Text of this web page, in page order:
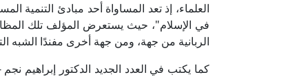
العلماء، إذ تعد المساواة أحد مبادئ التنمية
في الإسلام"، حيث يستعرض المؤلف تلك
الربانية من جهة، ومن جهة أخرى مفندًا الشبه
كما يكتب في العدد الجديد الدكتور إبراهيم